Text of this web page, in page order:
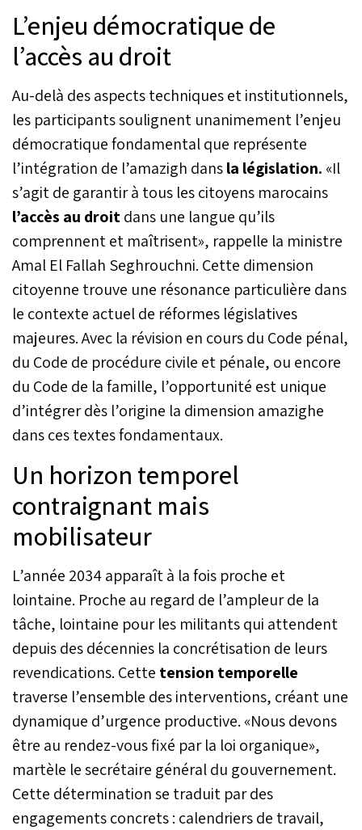
L’enjeu démocratique de
l’accès au droit
Au-delà des aspects techniques et institutionnels,
les participants soulignent unanimement l’enjeu
démocratique fondamental que représente
l’intégration de l’amazigh dansla législation. «Il
s’agit de garantir à tous les citoyens marocains
l’accès au droitdans une langue qu’ils
comprennent et maîtrisent», rappelle la ministre
Amal El Fallah Seghrouchni. Cette dimension
citoyenne trouve une résonance particulière dans
le contexte actuel de réformes législatives
majeures. Avec la révision en cours du Code pénal,
du Code de procédure civile et pénale, ou encore
du Code de la famille, l’opportunité est unique
d’intégrer dès l’origine la dimension amazighe
dans ces textes fondamentaux.
Un horizon temporel
contraignant mais
mobilisateur
L’année 2034 apparaît à la fois proche et
lointaine. Proche au regard de l’ampleur de la
tâche, lointaine pour les militants qui attendent
depuis des décennies la concrétisation de leurs
revendications. Cette tension temporelle
traverse l’ensemble des interventions, créant une
dynamique d’urgence productive. «Nous devons
être au rendez-vous fixé par la loi organique»,
martèle le secrétaire général du gouvernement.
Cette détermination se traduit par des
engagements concrets : calendriers de travail,